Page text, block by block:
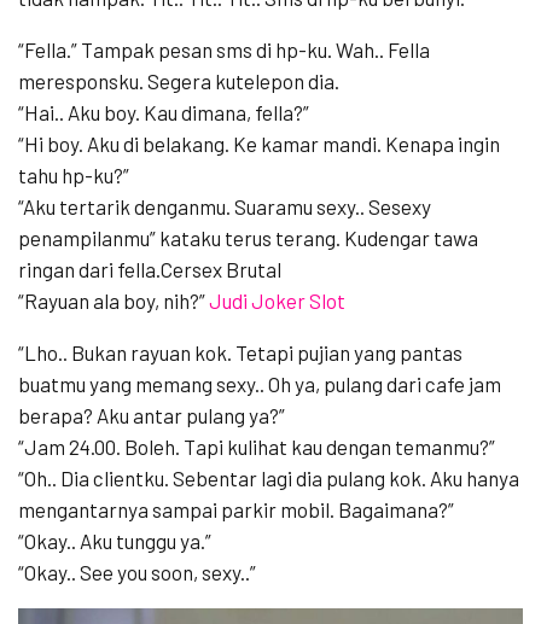
“Fella.” Tampak pesan sms di hp-ku. Wah.. Fella
meresponsku. Segera kutelepon dia.
“Hai.. Aku boy. Kau dimana, fella?”
“Hi boy. Aku di belakang. Ke kamar mandi. Kenapa ingin
tahu hp-ku?”
“Aku tertarik denganmu. Suaramu sexy.. Sesexy
penampilanmu” kataku terus terang. Kudengar tawa
ringan dari fella.Cersex Brutal
“Rayuan ala boy, nih?”Judi Joker Slot
“Lho.. Bukan rayuan kok. Tetapi pujian yang pantas
buatmu yang memang sexy.. Oh ya, pulang dari cafe jam
berapa? Aku antar pulang ya?”
“Jam 24.00. Boleh. Tapi kulihat kau dengan temanmu?”
“Oh.. Dia clientku. Sebentar lagi dia pulang kok. Aku hanya
mengantarnya sampai parkir mobil. Bagaimana?”
“Okay.. Aku tunggu ya.”
“Okay.. See you soon, sexy..”